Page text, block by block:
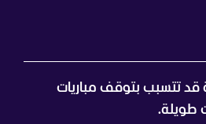
قد تتسبب بتوقف مباريات
طويلة.